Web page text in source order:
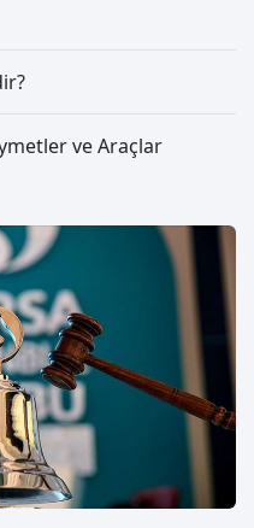
ve Araçlar